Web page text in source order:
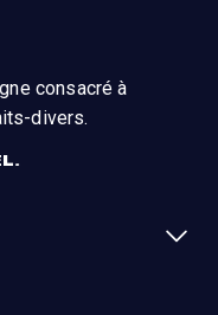
consacré à
divers.